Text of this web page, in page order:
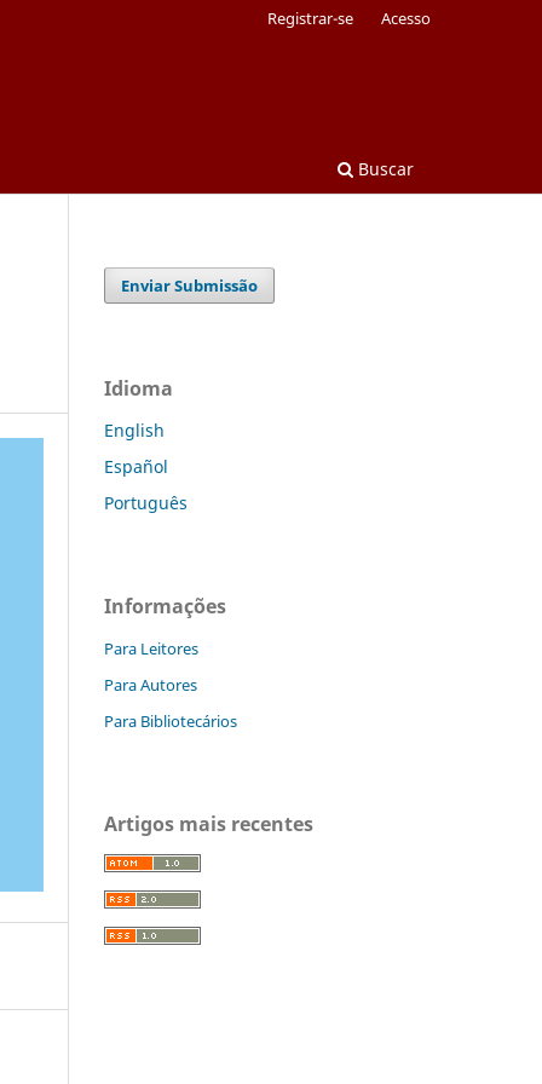
Buscar
Registrar-se Acesso
Enviar Submissão
Idioma
English
Español
Português
Informações
Para Leitores
Para Autores
Para Bibliotecários
Artigos mais recentes